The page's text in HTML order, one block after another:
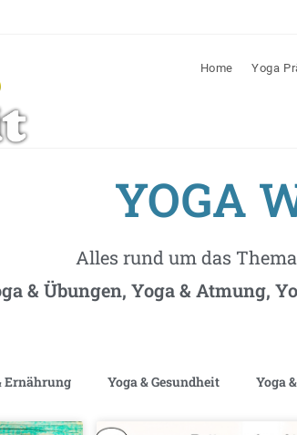
Home Yoga
YOGA
Alles rund um das
& Übungen, Yoga & Atmung,
Ernährung Yoga & Gesundheit Yoga